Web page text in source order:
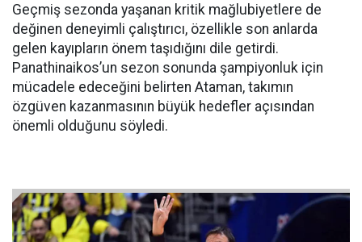
Geçmiş sezonda yaşanan kritik mağlubiyetlere de
değinen deneyimli çalıştırıcı, özellikle son anlarda
gelen kayıpların önem taşıdığını dile getirdi.
Panathinaikos’un sezon sonunda şampiyonluk için
mücadele edeceğini belirten Ataman, takımın
özgüven kazanmasının büyük hedefler açısından
önemli olduğunu söyledi.